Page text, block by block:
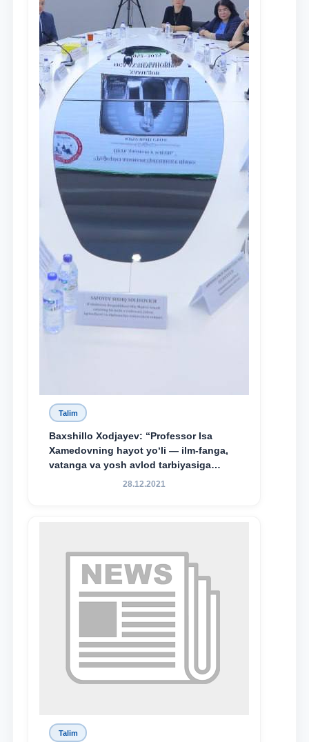
Talim
Baxshillo Xodjayev: “Professor Isa
Xamedovning hayot yo‘li — ilm-fanga,
vatanga va yosh avlod tarbiyasiga
sodiqlikning oliy namunasidir”.
28.12.2021
Talim